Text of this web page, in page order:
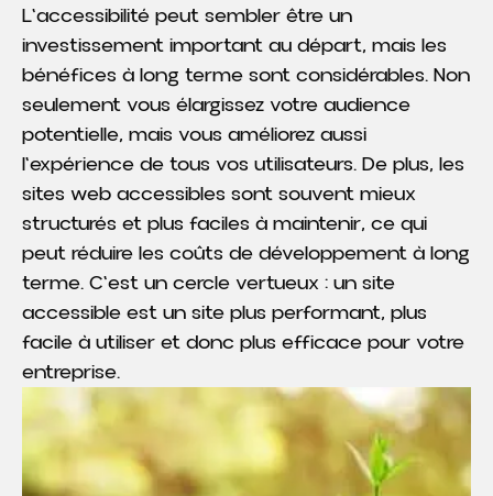
L'accessibilité peut sembler être un
investissement important au départ, mais les
bénéfices à long terme sont considérables. Non
seulement vous élargissez votre audience
potentielle, mais vous améliorez aussi
l'expérience de tous vos utilisateurs. De plus, les
sites web accessibles sont souvent mieux
structurés et plus faciles à maintenir, ce qui
peut réduire les coûts de développement à long
terme. C'est un cercle vertueux : un site
accessible est un site plus performant, plus
facile à utiliser et donc plus efficace pour votre
entreprise.